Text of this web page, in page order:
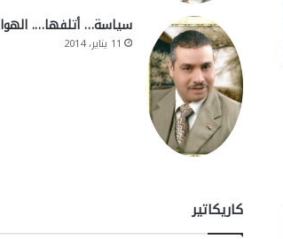
سياسة… أتلفها…. الهوا
11 يناير، 2014
كاريكاتير